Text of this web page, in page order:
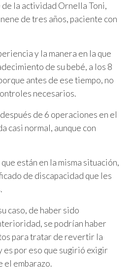
la actividad Ornella Toni,
de tres años, paciente con
y la manera en la que
de su bebé, a los 8
antes de ese tiempo, no
necesarios.
de 6 operaciones en el
casi normal, aunque con
están en la misma situación,
de discapacidad que les
caso, de haber sido
se podrían haber
para tratar de revertir la
es por eso que sugirió exigir
el embarazo.